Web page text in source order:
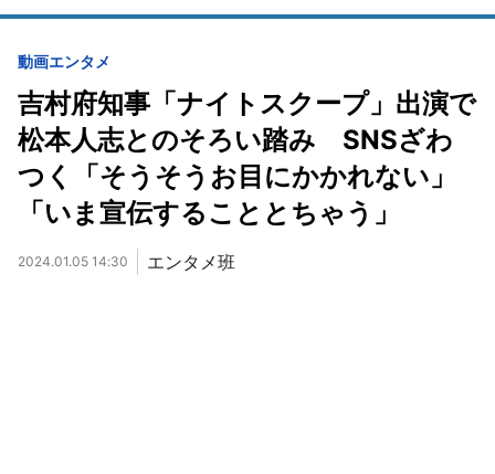
動画エンタメ
吉村府知事「ナイトスクープ」出演で
松本人志とのそろい踏み SNSざわ
つく「そうそうお目にかかれない」
「いま宣伝することとちゃう」
2024.01.05 14:30 エンタメ班